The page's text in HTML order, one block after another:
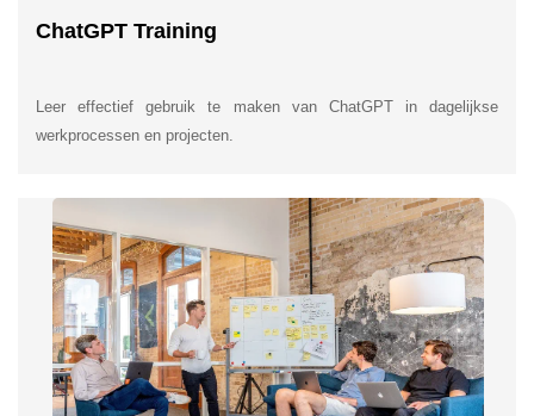
ChatGPT Training
Leer effectief gebruik te maken van ChatGPT in dagelijkse
werkprocessen en projecten.